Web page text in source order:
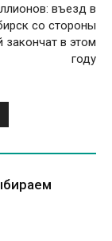
въезд в
со стороны
закончат в этом
году